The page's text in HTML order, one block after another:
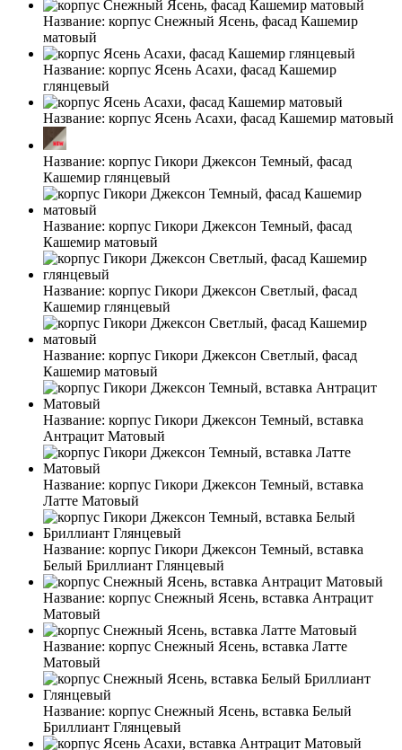
Название: корпус Снежный Ясень, фасад Кашемир
матовый
Название: корпус Ясень Асахи, фасад Кашемир
глянцевый
Название: корпус Ясень Асахи, фасад Кашемир матовый
Название: корпус Гикори Джексон Темный, фасад
Кашемир глянцевый
Название: корпус Гикори Джексон Темный, фасад
Кашемир матовый
Название: корпус Гикори Джексон Светлый, фасад
Кашемир глянцевый
Название: корпус Гикори Джексон Светлый, фасад
Кашемир матовый
Название: корпус Гикори Джексон Темный, вставка
Антрацит Матовый
Название: корпус Гикори Джексон Темный, вставка
Латте Матовый
Название: корпус Гикори Джексон Темный, вставка
Белый Бриллиант Глянцевый
Название: корпус Снежный Ясень, вставка Антрацит
Матовый
Название: корпус Снежный Ясень, вставка Латте
Матовый
Название: корпус Снежный Ясень, вставка Белый
Бриллиант Глянцевый